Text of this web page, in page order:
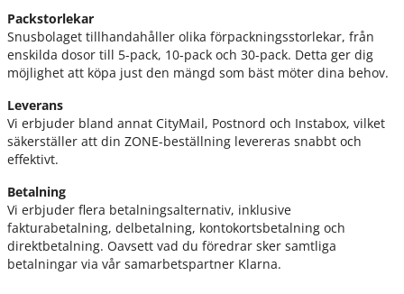
Packstorlekar
Snusbolaget tillhandahåller olika förpackningsstorlekar, från
enskilda dosor till 5-pack, 10-pack och 30-pack. Detta ger dig
möjlighet att köpa just den mängd som bäst möter dina behov.
Leverans
Vi erbjuder bland annat CityMail, Postnord och Instabox, vilket
säkerställer att din ZONE-beställning levereras snabbt och
effektivt.
Betalning
Vi erbjuder flera betalningsalternativ, inklusive
fakturabetalning, delbetalning, kontokortsbetalning och
direktbetalning. Oavsett vad du föredrar sker samtliga
betalningar via vår samarbetspartner Klarna.